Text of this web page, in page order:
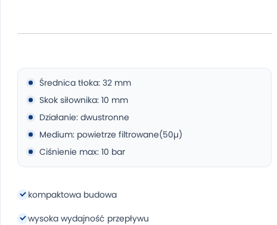
Średnica tłoka: 32 mm
Skok siłownika: 10 mm
Działanie: dwustronne
Medium: powietrze filtrowane(50µ)
Ciśnienie max: 10 bar
kompaktowa budowa
wysoka wydajność przepływu